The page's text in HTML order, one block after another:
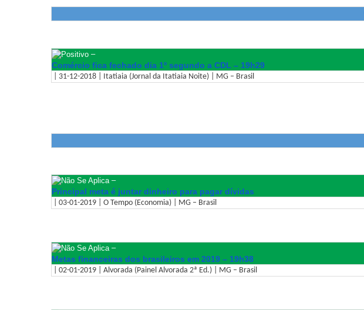
–
Comércio fica fechado dia 1º segundo a CDL – 19h29
| 31-12-2018 | Itatiaia (Jornal da Itatiaia Noite) | MG – Brasil
–
Principal meta é juntar dinheiro para pagar dívidas
| 03-01-2019 | O Tempo (Economia) | MG – Brasil
–
Metas financeiras dos brasileiros em 2019 – 19h38
| 02-01-2019 | Alvorada (Painel Alvorada 2ª Ed.) | MG – Brasil